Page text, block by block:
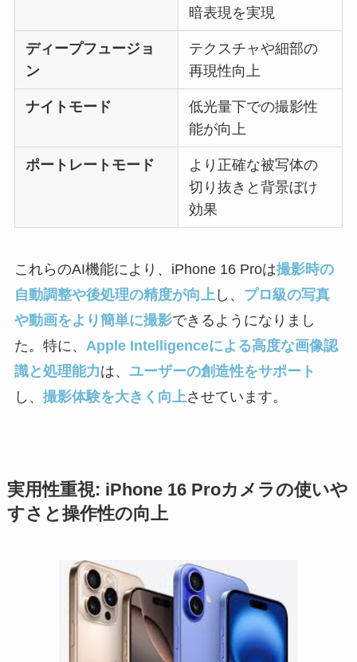
暗表現を実現
ディープフュージョ
ン
テクスチャや細部の
再現性向上
ナイトモード
低光量下での撮影性
能が向上
ポートレートモード
より正確な被写体の
切り抜きと背景ぼけ
効果
これらのAI機能により、iPhone 16 Proは撮影時の
自動調整や後処理の精度が向上し、 プロ級の写真
や動画をより簡単に撮影できるようになりまし
た。特に、 Apple Intelligenceによる高度な画像認
識と処理能力は、 ユーザーの創造性をサポート
し、 撮影体験を大きく向上させています。
実用性重視: iPhone 16 Proカメラの使いや
すさと操作性の向上